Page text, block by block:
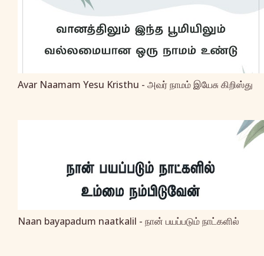
Avar Naamam Yesu Kristhu - அவர் நாமம் இயேசு கிறிஸ்து
Naan bayapadum naatkalil - நான் பயப்படும் நாட்களில்